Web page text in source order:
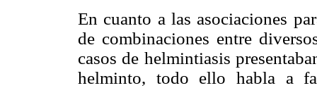
En cuanto a las asociaciones
de combinaciones entre
casos de helmintiasis
helminto, todo ello habla a